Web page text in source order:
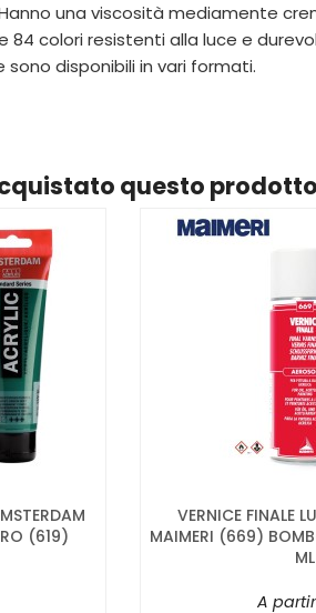
una viscosità mediamente
84 colori resistenti alla luce e
disponibili in vari formati.
questo
(619)
VERNICE FINALE
MAIMERI (669)
ML
A